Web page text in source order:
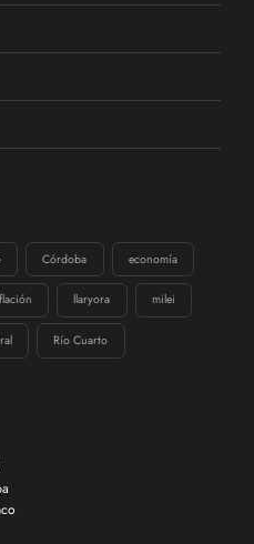
Córdoba economía
llaryora milei
Río Cuarto